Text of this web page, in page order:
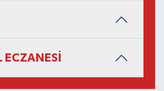
ECZANESİ